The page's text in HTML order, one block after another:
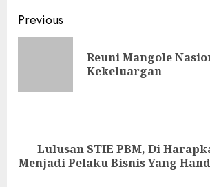
Continue
Reading
Previous
Reuni Mangole
Kekeluargan
Next
post:
Lulusan STIE PBM, Di
Menjadi Pelaku Bisnis Yang